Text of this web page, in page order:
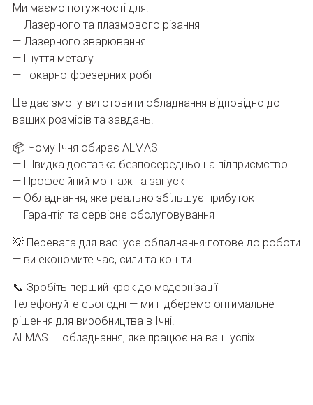
Ми маємо потужності для:
— Лазерного та плазмового різання
— Лазерного зварювання
— Гнуття металу
— Токарно-фрезерних робіт
Це дає змогу виготовити обладнання відповідно до
ваших розмірів та завдань.
📦 Чому Ічня обирає ALMAS
— Швидка доставка безпосередньо на підприємство
— Професійний монтаж та запуск
— Обладнання, яке реально збільшує прибуток
— Гарантія та сервісне обслуговування
💡 Перевага для вас: усе обладнання готове до роботи
— ви економите час, сили та кошти.
📞 Зробіть перший крок до модернізації
Телефонуйте сьогодні — ми підберемо оптимальне
рішення для виробництва в Ічні.
ALMAS — обладнання, яке працює на ваш успіх!